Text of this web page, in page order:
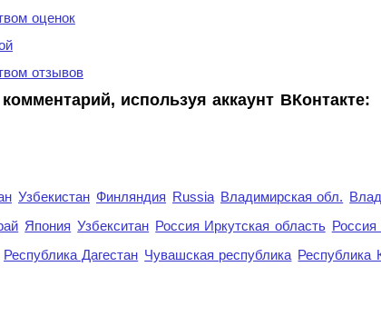
оценок
отзывов
используя аккаунт ВКонтакте:
Узбекистан Финляндия Russia Владимирская обл.
Япония Узбекситан Россия Иркутская область Россия
Республика Дагестан Чувашская республика Республика